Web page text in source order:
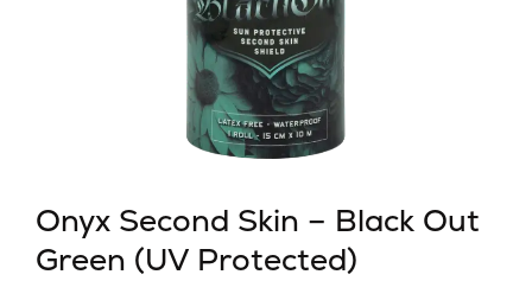
Onyx Second Skin – Black Out
Green (UV Protected)